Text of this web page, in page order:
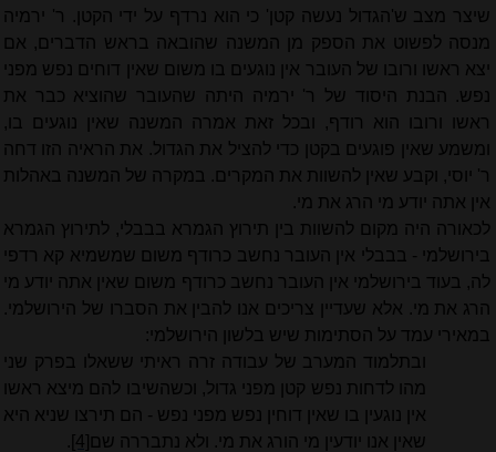
שיצר מצב ש'הגדול נעשה קטן' כי הוא נרדף על ידי הקטן. ר' ירמיה
מנסה לפשוט את הספק מן המשנה שהובאה בראש הדברים, אם
יצא ראשו ורובו של העובר אין נוגעים בו משום שאין דוחים נפש מפני
נפש. הבנת היסוד של ר' ירמיה היתה שהעובר שהוציא כבר את
ראשו ורובו הוא רודף, ובכל זאת אמרה המשנה שאין נוגעים בו,
ומשמע שאין פוגעים בקטן כדי להציל את הגדול. את הראיה הזו דחה
ר' יוסי, וקבע שאין להשוות את המקרים. במקרה של המשנה באהלות
אין אתה יודע מי הרג את מי.
לכאורה היה מקום להשוות בין תירוץ הגמרא בבבלי, לתירוץ הגמרא
בירושלמי - בבבלי אין העובר נחשב כרודף משום שמשמיא קא רדפי
לה, בעוד בירושלמי אין העובר נחשב כרודף משום שאין אתה יודע מי
הרג את מי. אלא שעדיין צריכים אנו להבין את הסברו של הירושלמי.
במאירי עמד על הסתימות שיש בלשון הירושלמי:
ובתלמוד המערב של עבודה זרה ראיתי ששאלו בפרק שני
מהו לדחות נפש קטן מפני גדול, וכשהשיבו להם מיצא ראשו
אין נוגעין בו שאין דוחין נפש מפני נפש - הם תירצו שניא היא
שאין אנו יודעין מי הורג את מי. ולא נתבררה שם [4]
.